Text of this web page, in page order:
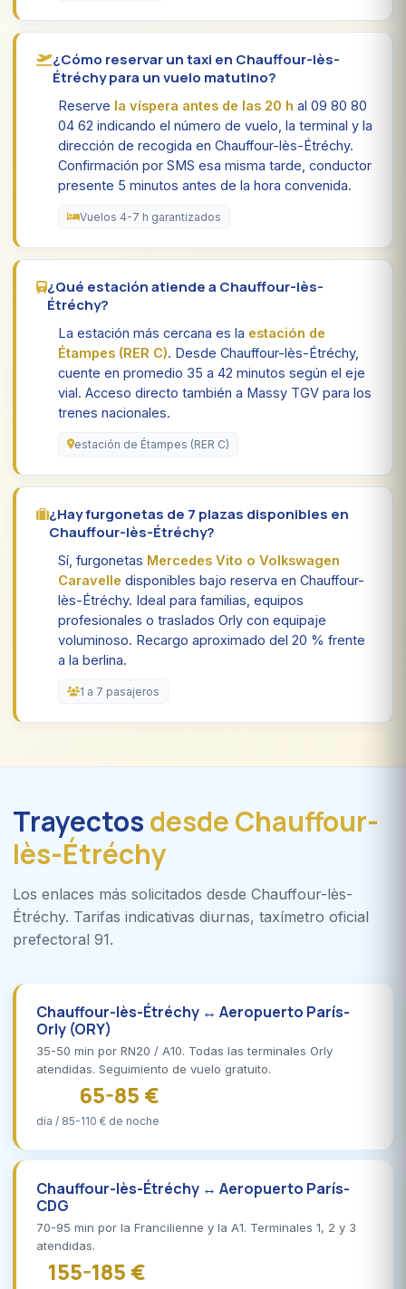
¿Cómo reservar un taxi en Chauffour-lès-
Étréchy para un vuelo matutino?
Reserve la víspera antes de las 20 h al 09 80 80
04 62 indicando el número de vuelo, la terminal y la
dirección de recogida en Chauffour-lès-Étréchy.
Confirmación por SMS esa misma tarde, conductor
presente 5 minutos antes de la hora convenida.
Vuelos 4-7 h garantizados
¿Qué estación atiende a Chauffour-lès-
Étréchy?
La estación más cercana es la estación de
Étampes (RER C). Desde Chauffour-lès-Étréchy,
cuente en promedio 35 a 42 minutos según el eje
vial. Acceso directo también a Massy TGV para los
trenes nacionales.
estación de Étampes (RER C)
¿Hay furgonetas de 7 plazas disponibles en
Chauffour-lès-Étréchy?
Sí, furgonetas Mercedes Vito o Volkswagen
Caravelle disponibles bajo reserva en Chauffour-
lès-Étréchy. Ideal para familias, equipos
profesionales o traslados Orly con equipaje
voluminoso. Recargo aproximado del 20 % frente
a la berlina.
1 a 7 pasajeros
Trayectosdesde Chauffour-
lès-Étréchy
Los enlaces más solicitados desde Chauffour-lès-
Étréchy. Tarifas indicativas diurnas, taxímetro oficial
prefectoral 91.
Chauffour-lès-Étréchy ↔ Aeropuerto París-
Orly (ORY)
35-50 min por RN20 / A10. Todas las terminales Orly
atendidas. Seguimiento de vuelo gratuito.
65-85 €
día / 85-110 € de noche
Chauffour-lès-Étréchy ↔ Aeropuerto París-
CDG
70-95 min por la Francilienne y la A1. Terminales 1, 2 y 3
atendidas.
155-185 €